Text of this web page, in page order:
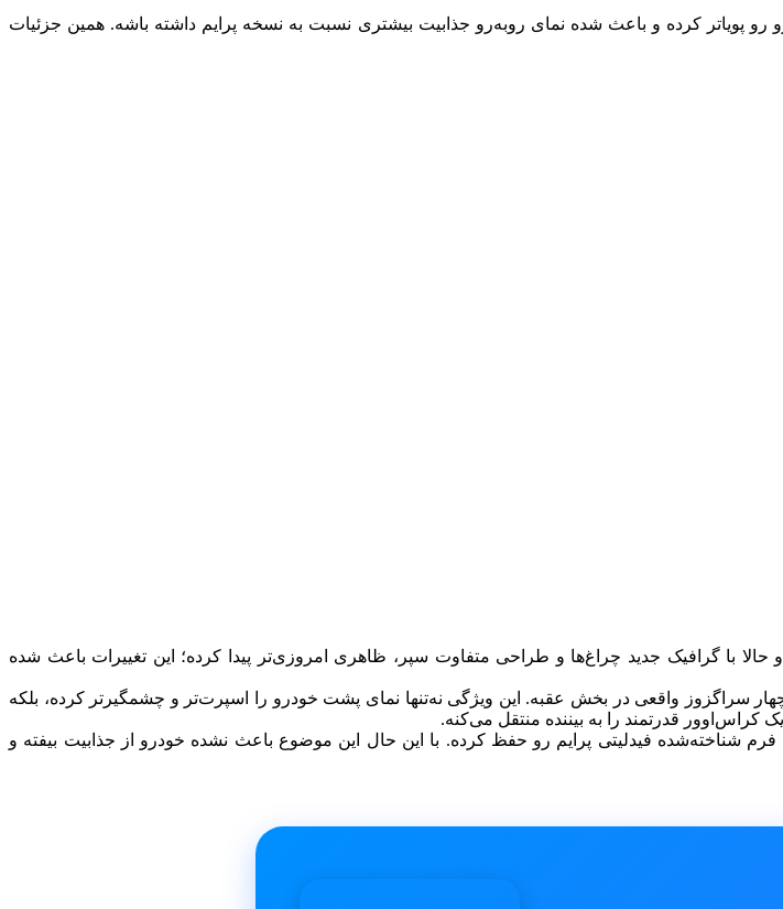
کرده و باعث شده نمای روبه‌رو جذابیت بیشتری نسبت به نسخه پرایم داشته باشه. همین جزئیات
با گرافیک جدید چراغ‌ها و طراحی متفاوت سپر، ظاهری امروزی‌تر پیدا کرده؛ این تغییرات باعث شده
سراگزوز واقعی در بخش عقبه. این ویژگی نه‌تنها نمای پشت خودرو را اسپرت‌تر و چشمگیرتر کرده، بلکه
قدرتمند را به بیننده منتقل می‌کنه.
شناخته‌شده فیدلیتی پرایم رو حفظ کرده. با این حال این موضوع باعث نشده خودرو از جذابیت بیفته و